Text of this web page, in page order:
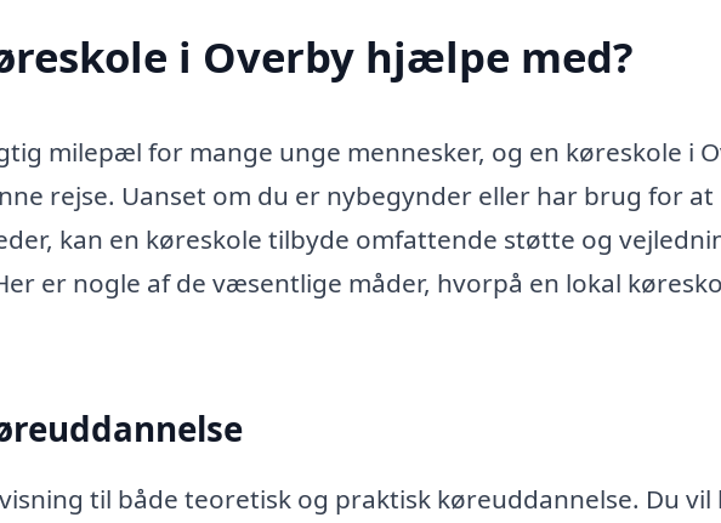
i Overby hjælpe med?
milepæl for mange unge mennesker, og en køreskole i
rejse. Uanset om du er nybegynder eller har brug for at
kan en køreskole tilbyde omfattende støtte og
er nogle af de væsentlige måder, hvorpå en lokal
til både teoretisk og praktisk køreuddannelse. Du